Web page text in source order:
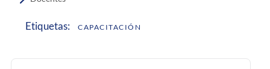
Etiquetas: CAPACITACIÓN